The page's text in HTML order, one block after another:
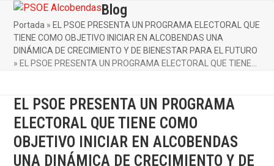
Skip
content
Open
mobile
menu
Close
mobile
menu
Blog
Portada » EL PSOE PRESENTA UN PROGRAMA ELECTORAL QUE
TIENE COMO OBJETIVO INICIAR EN ALCOBENDAS UNA
DINÁMICA DE CRECIMIENTO Y DE BIENESTAR PARA EL FUTURO
» EL PSOE PRESENTA UN PROGRAMA ELECTORAL QUE TIENE…
EL PSOE PRESENTA UN PROGRAMA
ELECTORAL QUE TIENE COMO
OBJETIVO INICIAR EN ALCOBENDAS
UNA DINÁMICA DE CRECIMIENTO Y DE